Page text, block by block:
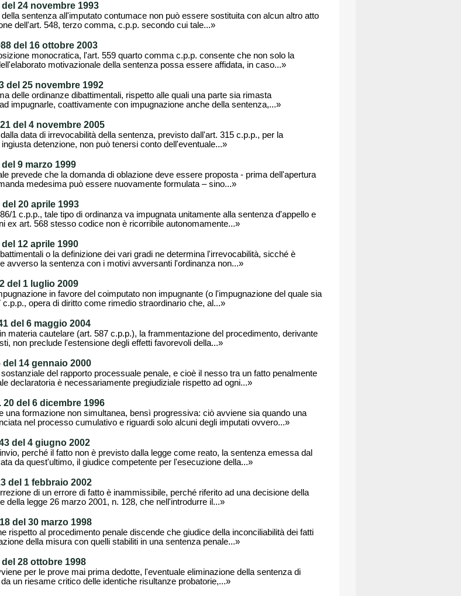
24 novembre 1993
sentenza all'imputato contumace non può essere sostituita con alcun altro atto
dell'art. 548, terzo comma, c.p.p. secondo cui tale...»
del 16 ottobre 2003
monocratica, l'art. 559 quarto comma c.p.p. consente che non solo la
motivazionale della sentenza possa essere affidata, in caso...»
del 25 novembre 1992
delle ordinanze dibattimentali, rispetto alle quali una parte sia rimasta
impugnarle, coattivamente con impugnazione anche della sentenza,...»
del 4 novembre 2005
data di irrevocabilità della sentenza, previsto dall'art. 315 c.p.p., per la
detenzione, non può tenersi conto dell'eventuale...»
9 marzo 1999
prevede che la domanda di oblazione deve essere proposta - prima dell'apertura
medesima può essere nuovamente formulata – sino...»
20 aprile 1993
1 c.p.p., tale tipo di ordinanza va impugnata unitamente alla sentenza d'appello e
ex art. 568 stesso codice non è ricorribile autonomamente...»
12 aprile 1990
o la definizione dei vari gradi ne determina l'irrevocabilità, sicché è
avverso la sentenza con i motivi avversanti l'ordinanza non...»
del 1 luglio 2009
in favore del coimputato non impugnante (o l'impugnazione del quale sia
opera di diritto come rimedio straordinario che, al...»
del 6 maggio 2004
materia cautelare (art. 587 c.p.p.), la frammentazione del procedimento, derivante
non preclude l'estensione degli effetti favorevoli della...»
del 14 gennaio 2000
del rapporto processuale penale, e cioè il nesso tra un fatto penalmente
declaratoria è necessariamente pregiudiziale rispetto ad ogni...»
del 6 dicembre 1996
una formazione non simultanea, bensì progressiva: ciò avviene sia quando una
nel processo cumulativo e riguardi solo alcuni degli imputati ovvero...»
del 4 giugno 2002
perché il fatto non è previsto dalla legge come reato, la sentenza emessa dal
da quest'ultimo, il giudice competente per l'esecuzione della...»
del 1 febbraio 2002
di un errore di fatto è inammissibile, perché riferito ad una decisione della
della legge 26 marzo 2001, n. 128, che nell'introdurre il...»
del 30 marzo 1998
rispetto al procedimento penale discende che giudice della inconciliabilità dei fatti
della misura con quelli stabiliti in una sentenza penale...»
28 ottobre 1998
per le prove mai prima dedotte, l'eventuale eliminazione della sentenza di
un riesame critico delle identiche risultanze probatorie,...»